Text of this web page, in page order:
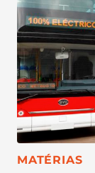
CATEGORIA:
MATÉRIAS